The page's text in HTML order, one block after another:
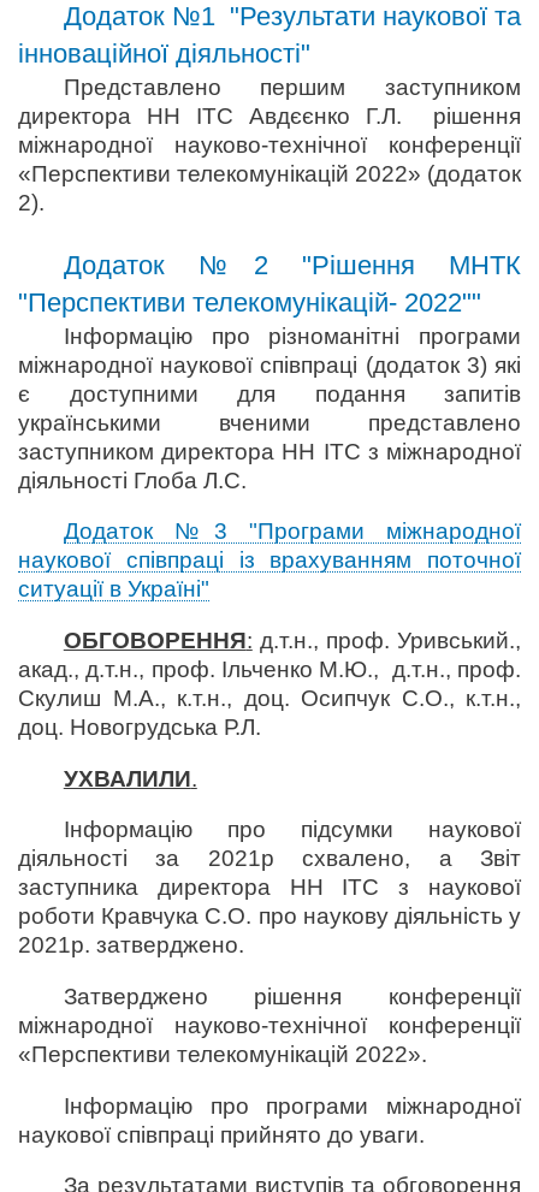
Додаток №1 "Результати наукової та
інноваційної діяльності"
Представлено першим заступником
директора НН ІТС Авдєєнко Г.Л. рішення
міжнародної науково-технічної конференції
«Перспективи телекомунікацій 2022» (додаток
2).
Додаток №2 "Рішення МНТК
"Перспективи телекомунікацій- 2022""
Інформацію про різноманітні програми
міжнародної наукової співпраці (додаток 3) які
є доступними для подання запитів
українськими вченими представлено
заступником директора НН ІТС з міжнародної
діяльності Глоба Л.С.
Додаток №3 "Програми міжнародної
наукової співпраці із врахуванням поточної
ситуації в Україні"
ОБГОВОРЕННЯ: д.т.н., проф. Уривський.,
акад., д.т.н., проф. Ільченко М.Ю., д.т.н., проф.
Скулиш М.А., к.т.н., доц. Осипчук С.О., к.т.н.,
доц. Новогрудська Р.Л.
УХВАЛИЛИ.
Інформацію про підсумки наукової
діяльності за 2021р схвалено, а Звіт
заступника директора НН ІТС з наукової
роботи Кравчука С.О. про наукову діяльність у
2021р. затверджено.
Затверджено рішення конференції
міжнародної науково-технічної конференції
«Перспективи телекомунікацій 2022».
Інформацію про програми міжнародної
наукової співпраці прийнято до уваги.
За результатами виступів та обговорення